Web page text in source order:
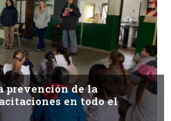
prevención de la
en todo el